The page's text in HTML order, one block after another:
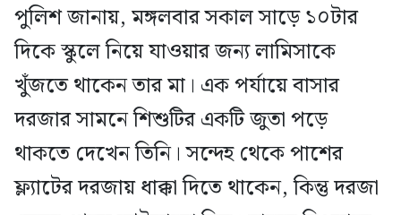
পুলিশ জানায়, মঙ্গলবার সকাল সাড়ে ১০টার
দিকে স্কুলে নিয়ে যাওয়ার জন্য লামিসাকে
খুঁজতে থাকেন তার মা। এক পর্যায়ে বাসার
দরজার সামনে শিশুটির একটি জুতা পড়ে
থাকতে দেখেন তিনি। সন্দেহ থেকে পাশের
ফ্ল্যাটের দরজায় ধাক্কা দিতে থাকেন, কিন্তু দরজা